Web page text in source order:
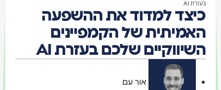
בעזרת AI
כיצד למדוד את ההשפעה
האמיתית של הקמפיינים
השיווקיים שלכם בעזרת AI
אור עם